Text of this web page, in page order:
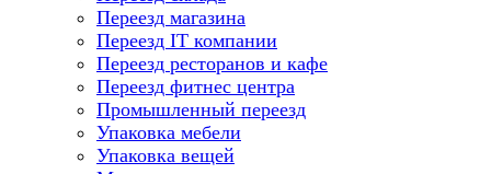
Переезд магазина
Переезд IT компании
Переезд ресторанов и кафе
Переезд фитнес центра
Промышленный переезд
Упаковка мебели
Упаковка вещей